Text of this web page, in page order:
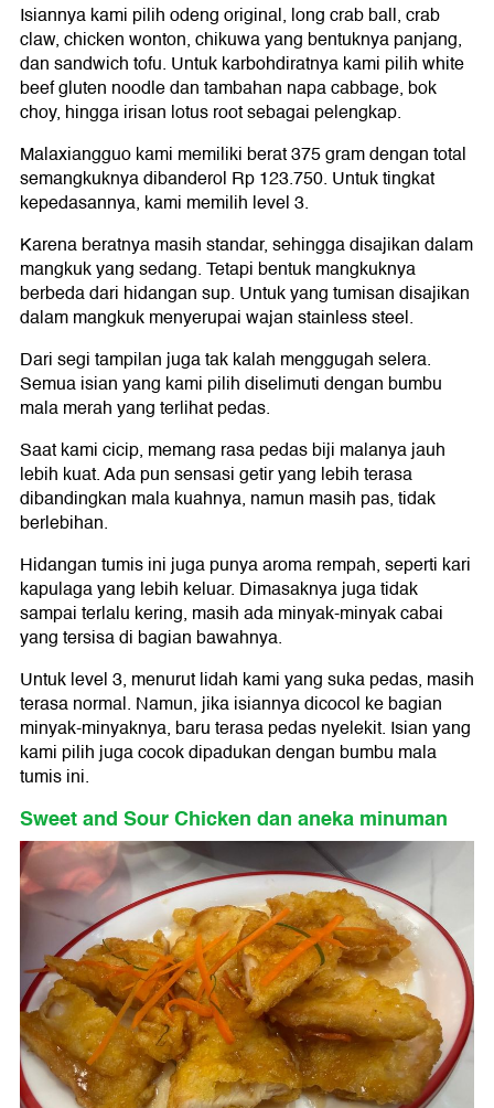
Isiannya kami pilih odeng original, long crab ball, crab
claw, chicken wonton, chikuwa yang bentuknya panjang,
dan sandwich tofu. Untuk karbohdiratnya kami pilih white
beef gluten noodle dan tambahan napa cabbage, bok
choy, hingga irisan lotus root sebagai pelengkap.
Malaxiangguo kami memiliki berat 375 gram dengan total
semangkuknya dibanderol Rp 123.750. Untuk tingkat
kepedasannya, kami memilih level 3.
Karena beratnya masih standar, sehingga disajikan dalam
mangkuk yang sedang. Tetapi bentuk mangkuknya
berbeda dari hidangan sup. Untuk yang tumisan disajikan
dalam mangkuk menyerupai wajan stainless steel.
Dari segi tampilan juga tak kalah menggugah selera.
Semua isian yang kami pilih diselimuti dengan bumbu
mala merah yang terlihat pedas.
Saat kami cicip, memang rasa pedas biji malanya jauh
lebih kuat. Ada pun sensasi getir yang lebih terasa
dibandingkan mala kuahnya, namun masih pas, tidak
berlebihan.
Hidangan tumis ini juga punya aroma rempah, seperti kari
kapulaga yang lebih keluar. Dimasaknya juga tidak
sampai terlalu kering, masih ada minyak-minyak cabai
yang tersisa di bagian bawahnya.
Untuk level 3, menurut lidah kami yang suka pedas, masih
terasa normal. Namun, jika isiannya dicocol ke bagian
minyak-minyaknya, baru terasa pedas nyelekit. Isian yang
kami pilih juga cocok dipadukan dengan bumbu mala
tumis ini.
Sweet and Sour Chicken dan aneka minuman